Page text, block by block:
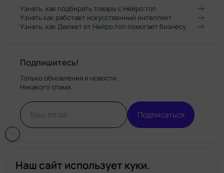
Узнать, как подбирать товары с Нейро.топ
Узнать как работает искусственный интеллект
Узнать, как Движет от Нейро.топ помогает бизнесу
Подпишитесь!
Только обновления и новости.
Никакого спама.
Подписаться
Наш сайт использует куки.